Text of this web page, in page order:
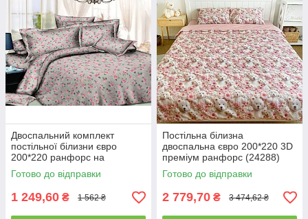
Двоспальний комплект
постільної білизни євро
200*220 ранфорс на
блискавці (24192)
Готово до відправки
1 249,60 ₴ 1 562 ₴
Постільна білизна
двоспальна євро 200*220 3D
преміум ранфорс (24288)
Готово до відправки
2 779,70 ₴ 3 474,62 ₴